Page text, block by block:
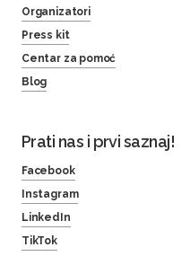
Organizatori
Press kit
Centar za pomoć
Blog
Prati nas i prvi saznaj!
Facebook
Instagram
LinkedIn
TikTok